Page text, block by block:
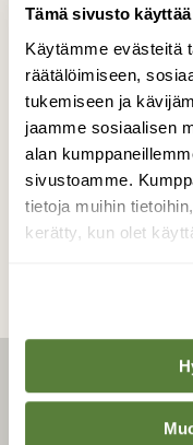
Tämä sivusto
Käytämme evästeitä
räätälöimiseen,
tukemiseen ja
jaamme sosiaalisen
alan
sivustoamme.
tietoja muihin
kerätty, kun olet
Mitähän tässä
vai
mutkittelee?